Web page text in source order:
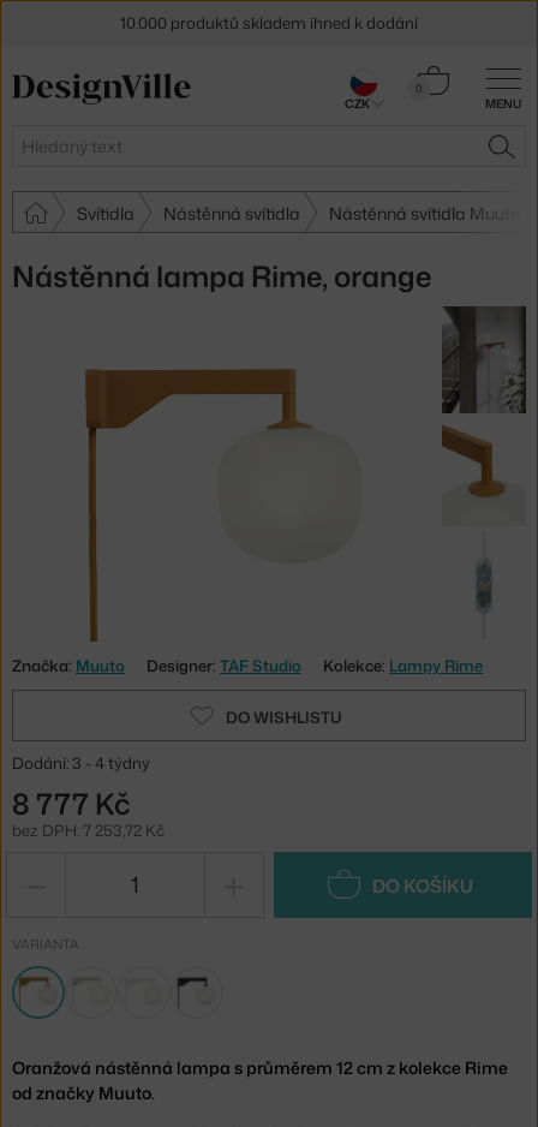
MENU
Hledat
0
Košík
Svítidla Nástěnná svítidla Nástěnná svítidla Muuto
Nástěnná lampa Rime, orange
Značka: Muuto Designer: TAF Studio Kolekce: Lampy Rime
DO WISHLISTU
Dodání: 3 - 4 týdny
8 777 Kč
bez DPH: 7 253,72 Kč
DO KOŠÍKU
VARIANTA
Oranžová nástěnná lampa s průměrem 12 cm z kolekce Rime
od značky Muuto.
10.000 produktů skladem ihned k dodání
Sleva 5 % pro odběratele
CZK